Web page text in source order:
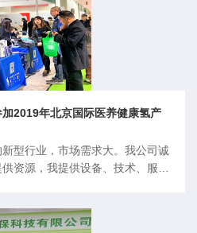
2019年北京国际医养健康氢产
型行业，市场需求大。我公司诚
资源，我提供设备、技术、服